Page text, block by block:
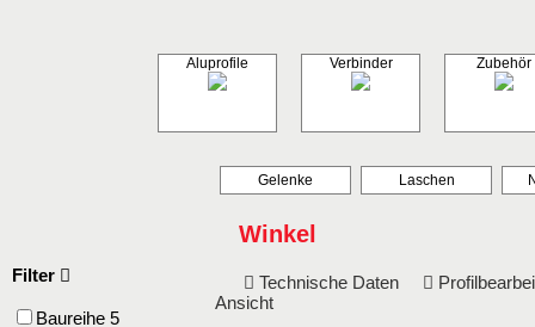
Aluprofile Verbinder Zubehör
Gelenke Laschen
Winkel
Technische Daten
Ansicht
Filter
Baureihe 5